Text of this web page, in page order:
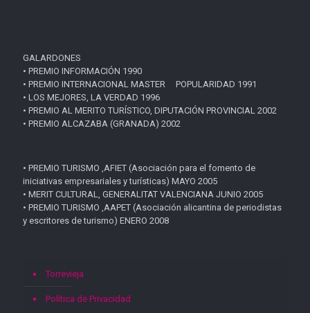
GALARDONES
• PREMIO INFORMACIÓN 1990
• PREMIO INTERNACIONAL MASTER POPULARIDAD 1991
• LOS MEJORES, LA VERDAD 1996
• PREMIO AL MERITO TURÍSTICO, DIPUTACIÓN PROVINCIAL 2002
• PREMIO ALCAZABA (GRANADA) 2002
• PREMIO TURISMO ,AFIET (Asociación para el fomento de
iniciativas empresariales y turísticas) MAYO 2005
• MERIT CULTURAL, GENERALITAT VALENCIANA JUNIO 2005
• PREMIO TURISMO ,AAPET (Asociación alicantina de periodistas
y escritores de turismo) ENERO 2008
Torrevieja
Política de Privacidad